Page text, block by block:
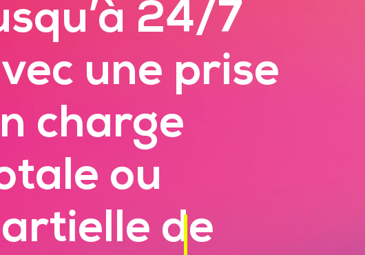
24/7
une prise
charge
ou
de